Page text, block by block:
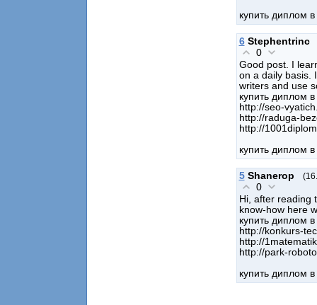
купить диплом
6 Stephentrinc
0
Good post. I
on a daily basis.
writers and use
купить диплом в
http://seo-
http://raduga-
http://
купить диплом в
5 Shanerop
0
Hi, after reading
know-how here
купить диплом в
http://konkurs-
http://
http://park-
купить диплом